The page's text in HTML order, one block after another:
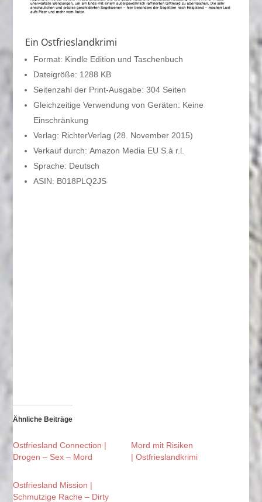
Ein Ostfrieslandkrimi
Format: Kindle Edition und Taschenbuch
Dateigröße: 1288 KB
Seitenzahl der Print-Ausgabe: 304 Seiten
Gleichzeitige Verwendung von Geräten: Keine
Einschränkung
Verlag: RichterVerlag (28. November 2015)
Verkauf durch: Amazon Media EU S.à r.l.
Sprache: Deutsch
ASIN: B018PLQ2JS
Ähnliche Beiträge
Ostfriesland Connection |
Drogen – Sex – Mord
Mord mit Risiken
| Ostfrieslandkrimi
Ostfriesland Mission |
Schmutzige Rache – Dirty